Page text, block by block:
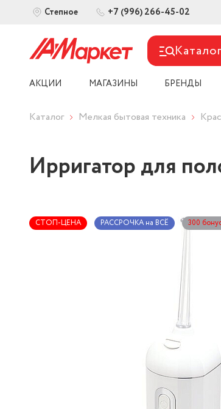
Степное +7 (996) 266-45-02
Каталог
АКЦИИ МАГАЗИНЫ БРЕНДЫ
Каталог Мелкая бытовая техника
Ирригатор для
СТОП-ЦЕНА РАССРОЧКА на ВСЁ 300